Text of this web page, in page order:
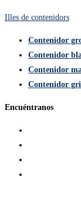
Illes de contenidors
Contenidor
Contenidor
Contenidor
Contenidor
Encuéntranos